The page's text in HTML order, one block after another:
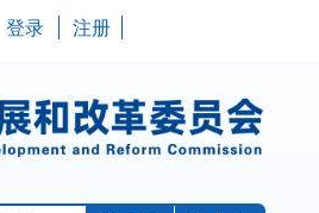
登录 注册